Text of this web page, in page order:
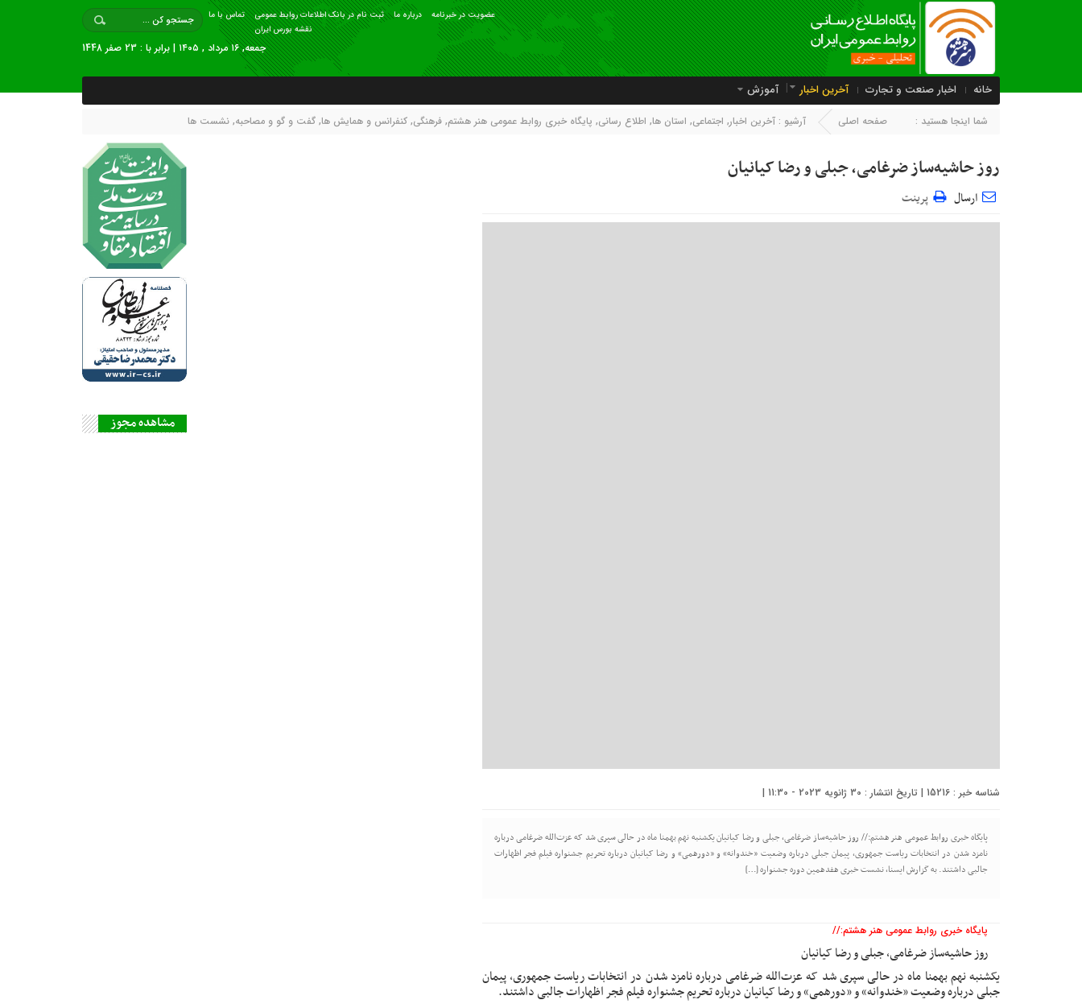
تماس با ما
ثبت نام در بانک اطلاعات روابط عمومی
نقشه بورس ایران
درباره ما عضويت در خبرنامه
جمعه, ۱۶ مرداد , ۱۴۰۵ | برابر با : 23 صفر 1448
خانه اخبار صنعت و تجارت آخرین اخبار آموزش
شما اینجا هستید : صفحه اصلی آرشیو : آخرین اخبار, اجتماعی, استان ها, اطلاع رسانی, پایگاه خبری روابط عمومی هنر هشتم, فرهنگی, كنفرانس و همايش ها, گفت و گو و مصاحبه, نشست ها
روز حاشیه‌ساز ضرغامی، جبلی و رضا کیانیان
ارسال پرینت
شناسه خبر : 15216 | تاریخ انتشار : 30 ژانویه 2023 - 11:30 |
پایگاه خبری روابط عمومی هنر هشتم:// روز حاشیه‌ساز ضرغامی، جبلی و رضا کیانیان یکشنبه نهم بهمنا ماه در حالی سپری شد که عزت‌الله ضرغامی درباره
نامزد شدن در انتخابات ریاست جمهوری، پیمان جبلی درباره وضعیت «خندوانه» و «دورهمی» و رضا کیانیان درباره تحریم جشنواره فیلم فجر اظهارات
جالبی داشتند. به گزارش ایسنا، نشست خبری هفدهمین دوره جشنواره […]
پایگاه خبری روابط عمومی هنر هشتم://
روز حاشیه‌ساز ضرغامی، جبلی و رضا کیانیان
یکشنبه نهم بهمنا ماه در حالی سپری شد که عزت‌الله ضرغامی درباره نامزد شدن در انتخابات ریاست جمهوری، پیمان
جبلی درباره وضعیت «خندوانه» و «دورهمی» و رضا کیانیان درباره تحریم جشنواره فیلم فجر اظهارات جالبی داشتند.
مشاهده مجوز